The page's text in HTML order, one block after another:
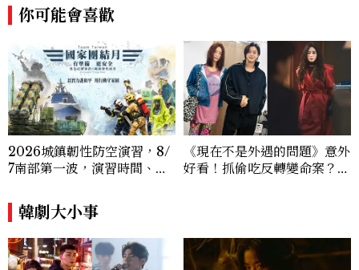
力的跨平台敘事語言。認為好的內容不僅是
記錄時代，更是溫柔的行動——在每一段訪
談與每一篇文章裡，留下值得反覆回味的
光。
你可能會喜歡
2026城鎮韌性防空演習，8/
7南部第一波，演習時間、可
《現在不是外遇的問題》意外
好看！抓偷吃反轉變命案？金
韓劇大小事